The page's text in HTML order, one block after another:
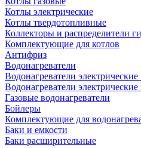
Котлы электрические
Котлы твердотопливные
Коллекторы и распределители
Комплектующие для котлов
Антифриз
Водонагреватели
Водонагреватели
Водонагреватели
Газовые водонагреватели
Бойлеры
Комплектующие для
Баки и емкости
Баки расширительные